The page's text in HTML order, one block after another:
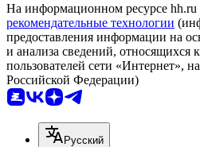
На информационном ресурсе hh.ru
рекомендательные технологии
предоставления информации на
и анализа сведений, относящихся
пользователей сети «Интернет»,
Российской Федерации)
Русский